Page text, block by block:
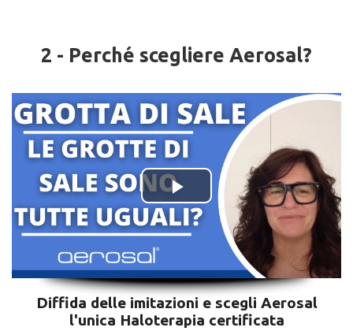
2 - Perché scegliere Aerosal?
Diffida delle imitazioni e scegli Aerosal
l'unica Haloterapia certificata